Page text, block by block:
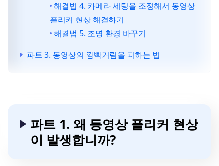
해결법 4. 카메라 세팅을 조정해서 동영상
플리커 현상 해결하기
해결법 5. 조명 환경 바꾸기
파트 3. 동영상의 깜빡거림을 피하는 법
파트 1. 왜 동영상 플리커 현상
이 발생합니까?